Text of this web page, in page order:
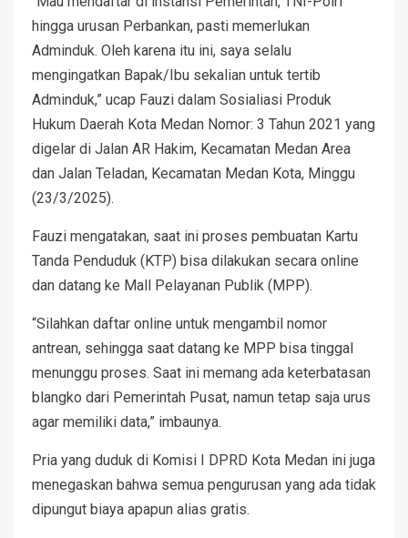
hingga urusan Perbankan, pasti memerlukan
Adminduk. Oleh karena itu ini, saya selalu
mengingatkan Bapak/Ibu sekalian untuk tertib
Adminduk,” ucap Fauzi dalam Sosialiasi Produk
Hukum Daerah Kota Medan Nomor: 3 Tahun 2021 yang
digelar di Jalan AR Hakim, Kecamatan Medan Area
dan Jalan Teladan, Kecamatan Medan Kota, Minggu
(23/3/2025).
Fauzi mengatakan, saat ini proses pembuatan Kartu
Tanda Penduduk (KTP) bisa dilakukan secara online
dan datang ke Mall Pelayanan Publik (MPP).
“Silahkan daftar online untuk mengambil nomor
antrean, sehingga saat datang ke MPP bisa tinggal
menunggu proses. Saat ini memang ada keterbatasan
blangko dari Pemerintah Pusat, namun tetap saja urus
agar memiliki data,” imbaunya.
Pria yang duduk di Komisi I DPRD Kota Medan ini juga
menegaskan bahwa semua pengurusan yang ada tidak
dipungut biaya apapun alias gratis.